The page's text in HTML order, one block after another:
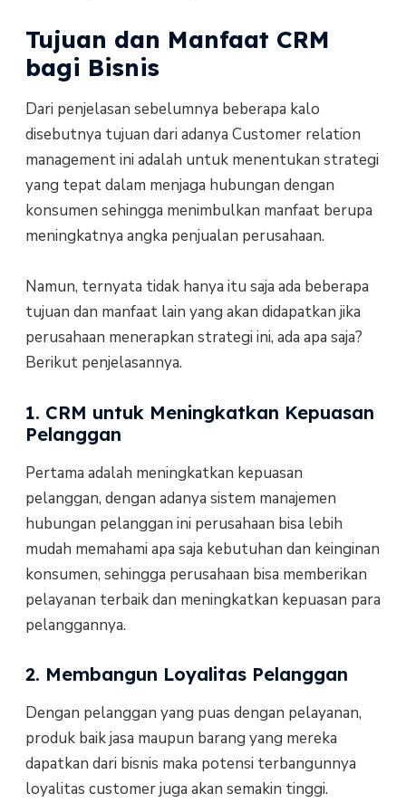
Tujuan dan Manfaat CRM
bagi Bisnis
Dari penjelasan sebelumnya beberapa kalo
disebutnya tujuan dari adanya Customer relation
management ini adalah untuk menentukan strategi
yang tepat dalam menjaga hubungan dengan
konsumen sehingga menimbulkan manfaat berupa
meningkatnya angka penjualan perusahaan.
Namun, ternyata tidak hanya itu saja ada beberapa
tujuan dan manfaat lain yang akan didapatkan jika
perusahaan menerapkan strategi ini, ada apa saja?
Berikut penjelasannya.
1. CRM untuk Meningkatkan Kepuasan
Pelanggan
Pertama adalah meningkatkan kepuasan
pelanggan, dengan adanya sistem manajemen
hubungan pelanggan ini perusahaan bisa lebih
mudah memahami apa saja kebutuhan dan keinginan
konsumen, sehingga perusahaan bisa memberikan
pelayanan terbaik dan meningkatkan kepuasan para
pelanggannya.
2. Membangun Loyalitas Pelanggan
Dengan pelanggan yang puas dengan pelayanan,
produk baik jasa maupun barang yang mereka
dapatkan dari bisnis maka potensi terbangunnya
loyalitas customer juga akan semakin tinggi.